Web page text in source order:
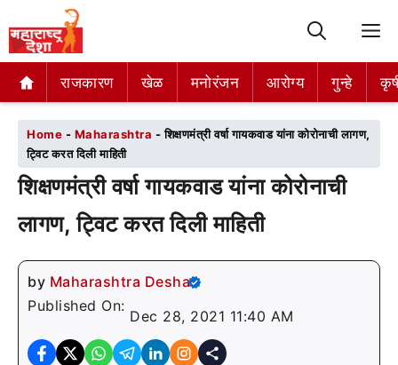
राजकारण खेळ मनोरंजन आरोग्य गुन्हे
राजकारण खेळ मनोरंजन आरोग्य गुन्हे
Home - Maharashtra -शिक्षणमंत्री वर्षा गायकवाड यांना कोरोनाची लागण,
ट्विट करत दिली माहिती
शिक्षणमंत्री वर्षा गायकवाड यांना कोरोनाची
लागण, ट्विट करत दिली माहिती
by Maharashtra Desha
Published On:
Dec 28, 2021 11:40 AM